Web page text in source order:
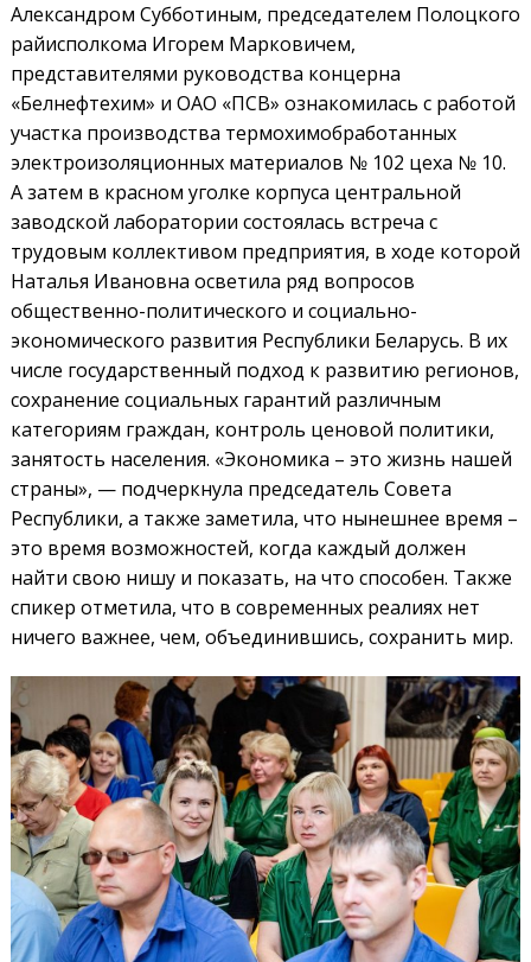
Александром Субботиным, председателем Полоцкого
райисполкома Игорем Марковичем,
представителями руководства концерна
«Белнефтехим» и ОАО «ПСВ» ознакомилась с работой
участка производства термохимобработанных
электроизоляционных материалов № 102 цеха № 10.
А затем в красном уголке корпуса центральной
заводской лаборатории состоялась встреча с
трудовым коллективом предприятия, в ходе которой
Наталья Ивановна осветила ряд вопросов
общественно-политического и социально-
экономического развития Республики Беларусь. В их
числе государственный подход к развитию регионов,
сохранение социальных гарантий различным
категориям граждан, контроль ценовой политики,
занятость населения. «Экономика – это жизнь нашей
страны», — подчеркнула председатель Совета
Республики, а также заметила, что нынешнее время –
это время возможностей, когда каждый должен
найти свою нишу и показать, на что способен. Также
спикер отметила, что в современных реалиях нет
ничего важнее, чем, объединившись, сохранить мир.